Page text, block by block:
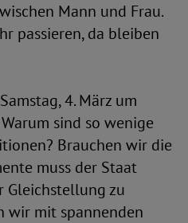
Mann und Frau.
passieren, da bleiben
4. März um
sind so wenige
Brauchen wir die
muss der Staat
Gleichstellung zu
wir mit spannenden